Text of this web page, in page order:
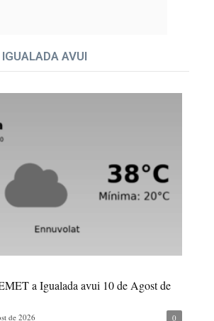
AVUI
a Igualada avui 10 de Agost de
de 2026 0